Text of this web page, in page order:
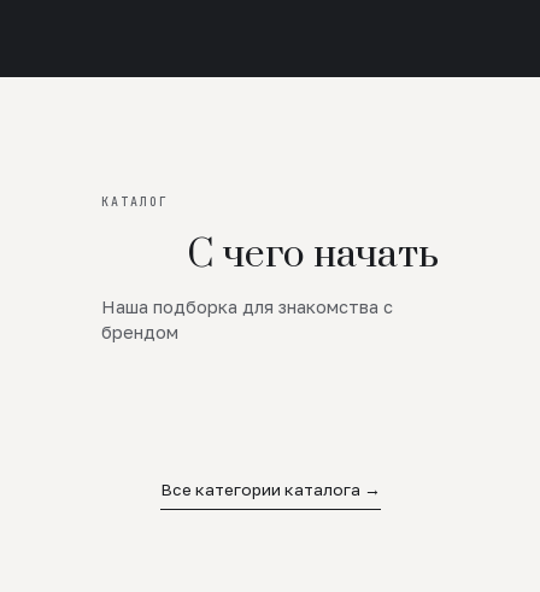
КАТАЛОГ
С чего начать
Наша подборка для знакомства с
брендом
Новинки
SALE
Все категории каталога →